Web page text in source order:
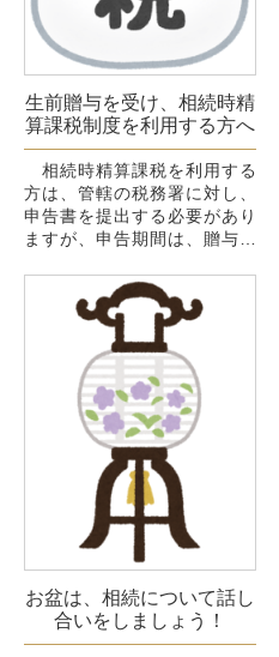
生前贈与を受け、相続時精
算課税制度を利用する方へ
相続時精算課税を利用する
方は、管轄の税務署に対し、
申告書を提出する必要があり
ますが、申告期間は、贈与の
から３月１５日までです。一
日でも過ぎると、相続時精算
課税制度を...
お盆は、相続について話し
合いをしましょう！